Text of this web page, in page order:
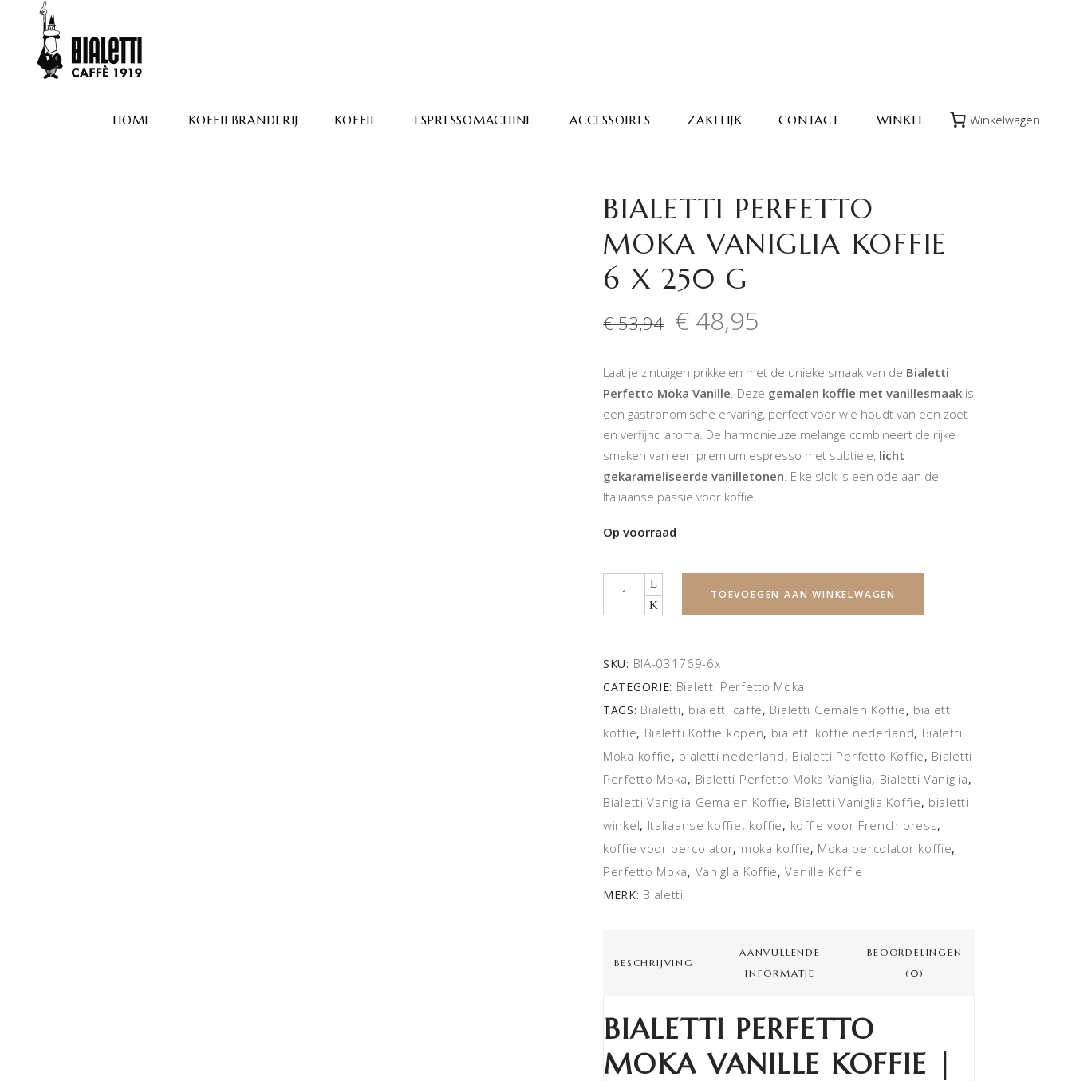
HOME KOFFIEBRANDERIJ KOFFIE ESPRESSOMACHINE ACCESSOIRES ZAKELIJK CONTACT WINKEL Winkelwagen
BIALETTI PERFETTO
MOKA VANIGLIA KOFFIE
6 X 250 G
€53,94 Oorspronkelijke
prijs
€ 53,94.
€ 48,95
€ 48,95.
Laat je zintuigen prikkelen met de unieke smaak van de Bialetti
Perfetto Moka Vanille. Deze gemalen koffie met vanillesmaak is
een gastronomische ervaring, perfect voor wie houdt van een zoet
en verfijnd aroma. De harmonieuze melange combineert de rijke
smaken van een premium espresso met subtiele, licht
gekarameliseerde vanilletonen. Elke slok is een ode aan de
Italiaanse passie voor koffie.
Op voorraad
TOEVOEGEN AAN WINKELWAGEN
SKU: BIA-031769-6x
CATEGORIE: Bialetti Perfetto Moka
TAGS: Bialetti, bialetti caffe, Bialetti Gemalen Koffie, bialetti
koffie, Bialetti Koffie kopen, bialetti koffie nederland, Bialetti
Moka koffie, bialetti nederland, Bialetti Perfetto Koffie, Bialetti
Perfetto Moka, Bialetti Perfetto Moka Vaniglia, Bialetti Vaniglia,
Bialetti Vaniglia Gemalen Koffie, Bialetti Vaniglia Koffie, bialetti
winkel, Italiaanse koffie, koffie, koffie voor French press,
koffie voor percolator, moka koffie, Moka percolator koffie,
Perfetto Moka, Vaniglia Koffie,Vanille Koffie
MERK: Bialetti
BESCHRIJVING
AANVULLENDE
INFORMATIE
BEOORDELINGEN
(0)
BIALETTI PERFETTO
MOKA VANILLE KOFFIE |